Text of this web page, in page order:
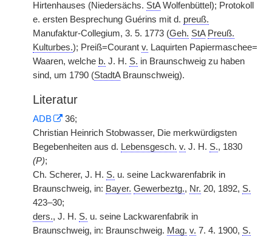
Hirtenhauses (Niedersächs. StAWolfenbüttel); Protokoll
e. ersten Besprechung Guérins mit d. preuß.
Manufaktur-Collegium, 3. 5. 1773 (Geh. StA Preuß.
Kulturbes.); Preiß=Courant v. Laquirten Papiermaschee=
Waaren, welche b. J. H. S. in Braunschweig zu haben
sind, um 1790 (StadtABraunschweig).
Literatur
ADB
36;
Christian Heinrich Stobwasser, Die merkwürdigsten
Begebenheiten aus d. Lebensgesch. v. J. H. S., 1830
(P);
Ch. Scherer, J. H. S. u. seine Lackwarenfabrik in
Braunschweig, in: Bayer. Gewerbeztg., Nr. 20, 1892, S.
423–30;
ders., J. H. S. u. seine Lackwarenfabrik in
Braunschweig, in: Braunschweig. Mag. v. 7. 4. 1900, S.